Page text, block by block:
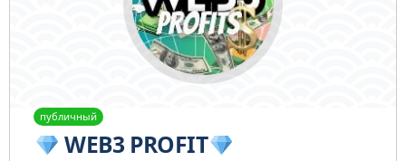
публичный
WEB3 PROFIT